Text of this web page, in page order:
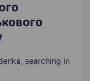
searching in